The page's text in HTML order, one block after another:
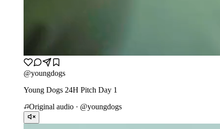
@youngdogs
Young Dogs 24H Pitch Day 1
Original audio · @youngdogs